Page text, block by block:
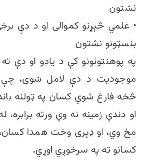
نشتون
• علمي څېړنو کموالی او د دې
بنسټونو نشتون
په پوهنتونونو کې د یادو او دې
موجودیت د دې لامل شوی، چې
څخه فارغ شوي کسان په ټولنه
او دندې زمینه نه وي ورته برابره،
مخ وي، او ډېری وخت همدا کسان،
کسانو ته په سرخوږي اوړي.